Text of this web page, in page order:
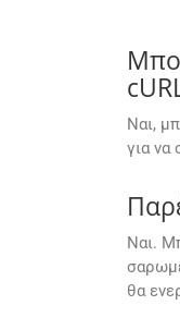
Ναι,
για να
Ναι.
θα